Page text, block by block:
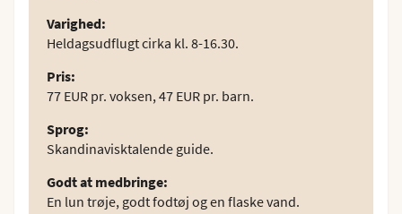
Varighed:
Heldagsudflugt cirka kl. 8-16.30.
Pris:
77 EUR pr. voksen, 47 EUR pr. barn.
Sprog:
Skandinavisktalende guide.
Godt at medbringe:
En lun trøje, godt fodtøj og en flaske vand.